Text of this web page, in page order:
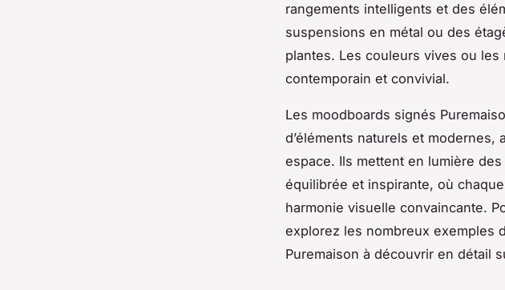
rangements intelligents et des
suspensions en métal ou des
plantes. Les couleurs vives ou
contemporain et convivial.
Les moodboards signés
d’éléments naturels et
espace. Ils mettent en lumière des
équilibrée et inspirante, où
harmonie visuelle convaincante.
explorez les nombreux exemples
Puremaison à découvrir en détail